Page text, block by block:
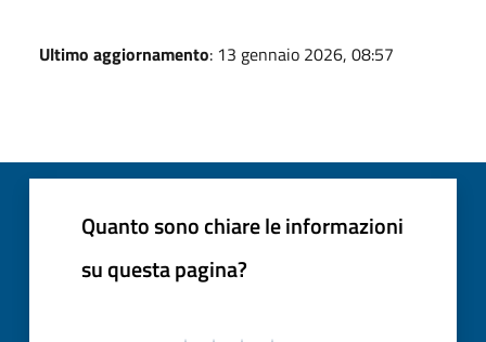
Ultimo aggiornamento: 13 gennaio 2026, 08:57
Quanto sono chiare le informazioni
su questa pagina?